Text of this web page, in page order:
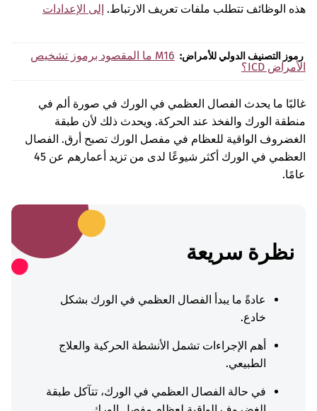
هذه الوظائف تتطلب ملفات تعريف الارتباط. إلى الإعدادات
رموز التصنيف الدولي للأمراض: M16 ما المقصود برموز تشخيص
الأمراض ICD؟
غالبًا ما يحدث الفصال العظمي في الورك في صورة ألم في
منطقة الورك والفخذ عند الحركة. ويحدث ذلك لأن طبقة
الغضروف الواقية للعظام في مفصل الورك تصبح أرق. الفصال
العظمي في الورك أكثر شيوعًا لدى من تزيد أعمارهم عن 45
عامًا.
نظرة سريعة
عادةً ما يبدأ الفصال العظمي في الورك بشكل
خادع.
أهم الإجراءات تشمل الأنشطة الحركية والعلاج
الطبيعي.
في حالة الفصال العظمي في الورك، تتآكل طبقة